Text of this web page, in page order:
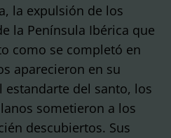
la expulsión de los
la Península Ibérica que
como se completó en
aparecieron en su
del santo, los
sometieron a los
descubiertos. Sus